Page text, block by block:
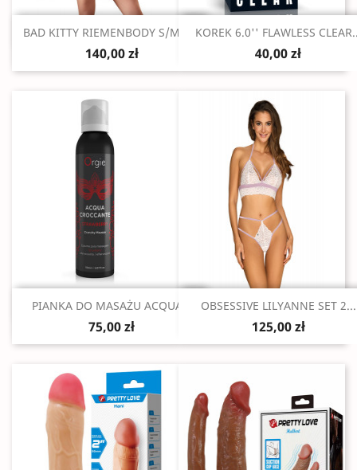
Szybki podgląd
BAD KITTY RIEMENBODY S/M/L...
140,00 zł
Szybki podgląd
KOREK 6.0'' FLAWLESS
40,00 zł
 Szybki podgląd
PIANKA DO MASAŻU ACQUA...
75,00 zł
Szybki podgląd
OBSESSIVE LILYANNE SET 2...
125,00 zł